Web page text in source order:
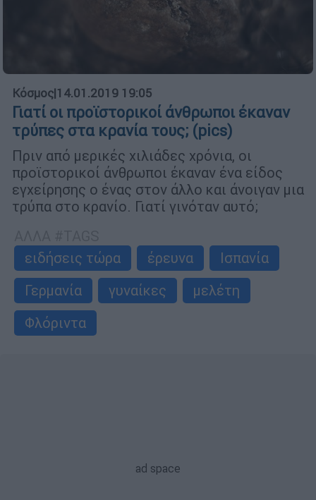
Κόσμος|14.01.2019 19:05
Γιατί οι προϊστορικοί άνθρωποι έκαναν
τρύπες στα κρανία τους; (pics)
Πριν από μερικές χιλιάδες χρόνια, οι
προϊστορικοί άνθρωποι έκαναν ένα είδος
εγχείρησης ο ένας στον άλλο και άνοιγαν μια
τρύπα στο κρανίο. Γιατί γινόταν αυτό;
ειδήσεις τώρα
έρευνα
Ισπανία
Γερμανία
γυναίκες
μελέτη
Φλόριντα